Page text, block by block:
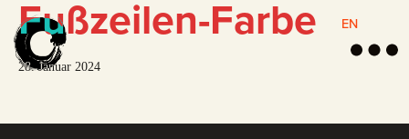
M
e
Fußzeilen-Farbe
28. Januar 2024
EN